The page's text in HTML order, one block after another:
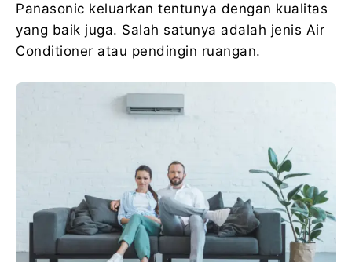
Panasonic keluarkan tentunya dengan kualitas
yang baik juga. Salah satunya adalah jenis Air
Conditioner atau pendingin ruangan.